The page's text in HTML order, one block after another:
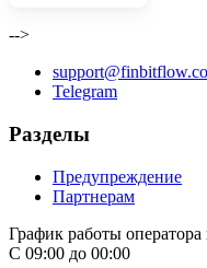
-->
Telegram
Разделы
Предупреждение
Партнерам
График работы
С 09:00 до 00:00